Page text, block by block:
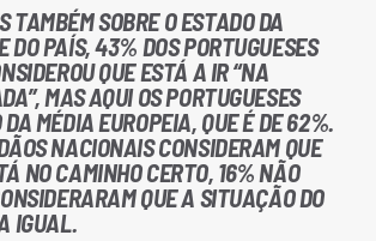
TAMBÉM SOBRE O ESTADO DA
DO PAÍS, 43% DOS PORTUGUESES
QUE ESTÁ A IR “NA
MAS AQUI OS PORTUGUESES
MÉDIA EUROPEIA, QUE É DE 62%.
NACIONAIS CONSIDERAM QUE
NO CAMINHO CERTO, 16% NÃO
QUE A SITUAÇÃO DO
IGUAL.